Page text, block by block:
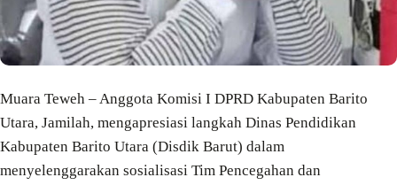
Muara Teweh – Anggota Komisi I DPRD Kabupaten Barito
Utara, Jamilah, mengapresiasi langkah Dinas Pendidikan
Kabupaten Barito Utara (Disdik Barut) dalam
menyelenggarakan sosialisasi Tim Pencegahan dan